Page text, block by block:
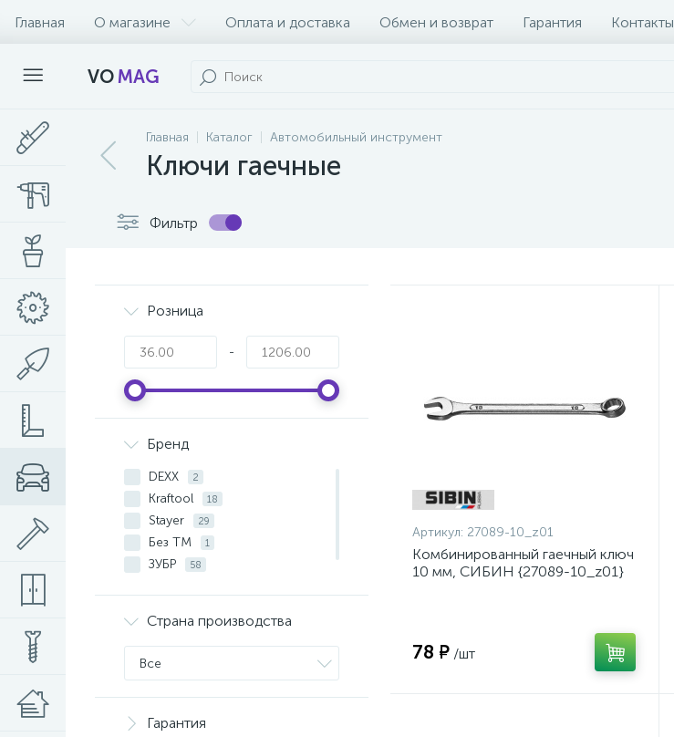
Главная О магазине Оплата и доставка Обмен и возврат Гарантия Контакты
VOMAG
Главная Каталог Автомобильный инструмент
Ключи гаечные
Фильтр
Розница
-
Бренд
DEXX 2
Kraftool 18
Stayer 29
Без ТМ 1
ЗУБР 58
Страна производства
Все
Гарантия
Артикул: 27089-10_z01
Комбинированный гаечный ключ
10 мм, СИБИН {27089-10_z01}
78 ₽ /шт